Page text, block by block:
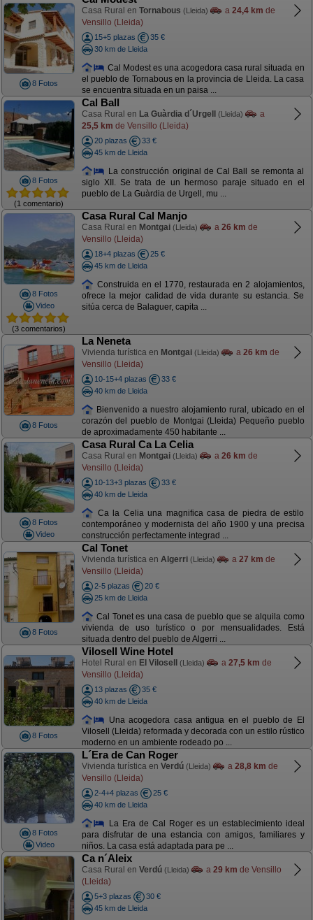
8 Fotos
Casa Rural en Tornabous (Lleida) a 24,4 km de
Vensillo (Lleida)
15+5 plazas
35 €
30 km de Lleida
Cal Modest es una acogedora casa rural situada en
el pueblo de Tornabous en la provincia de Lleida. La casa
se encuentra situada en un paisa ...
8 Fotos
(1 comentario)
Cal Ball
Casa Rural en La Guàrdia d´Urgell (Lleida)
a
25,5 km de Vensillo (Lleida)
20 plazas
33 €
45 km de Lleida
La construcción original de Cal Ball se remonta al
siglo XII. Se trata de un hermoso paraje situado en el
pueblo de La Guàrdia de Urgell, mu ...
8 Fotos
Video
(3 comentarios)
Casa Rural Cal Manjo
Casa Rural en Montgai (Lleida) a 26 km de
Vensillo (Lleida)
18+4 plazas
25 €
45 km de Lleida
Construida en el 1770, restaurada en 2 alojamientos,
ofrece la mejor calidad de vida durante su estancia. Se
sitúa cerca de Balaguer, capita ...
8 Fotos
La Neneta
Vivienda turística en Montgai (Lleida) a 26 km de
Vensillo (Lleida)
10-15+4 plazas
33 €
40 km de Lleida
Bienvenido a nuestro alojamiento rural, ubicado en el
corazón del pueblo de Montgai (Lleida) Pequeño pueblo
de aproximadamente 450 habitante ...
8 Fotos
Video
Casa Rural Ca La Celia
Casa Rural en Montgai (Lleida) a 26 km de
Vensillo (Lleida)
10-13+3 plazas
33 €
40 km de Lleida
Ca la Celia una magnifica casa de piedra de estilo
contemporáneo y modernista del año 1900 y una precisa
construcción perfectamente integrad ...
8 Fotos
Cal Tonet
Vivienda turística en Algerri (Lleida) a 27 km de
Vensillo (Lleida)
2-5 plazas
20 €
25 km de Lleida
Cal Tonet es una casa de pueblo que se alquila como
vivienda de uso turístico o por mensualidades. Está
situada dentro del pueblo de Algerri ...
8 Fotos
Vilosell Wine Hotel
Hotel Rural en El Vilosell (Lleida) a 27,5 km de
Vensillo (Lleida)
13 plazas
35 €
40 km de Lleida
Una acogedora casa antigua en el pueblo de El
Vilosell (Lleida) reformada y decorada con un estilo rústico
moderno en un ambiente rodeado po ...
8 Fotos
Video
L´Era de Can Roger
Vivienda turística en Verdú (Lleida) a 28,8 km de
Vensillo (Lleida)
2-4+4 plazas
25 €
40 km de Lleida
La Era de Cal Roger es un establecimiento ideal
para disfrutar de una estancia con amigos, familiares y
niños. La casa está adaptada para pe ...
Ca n´Aleix
Casa Rural en Verdú (Lleida) a 29 km de Vensillo
(Lleida)
5+3 plazas
30 €
45 km de Lleida